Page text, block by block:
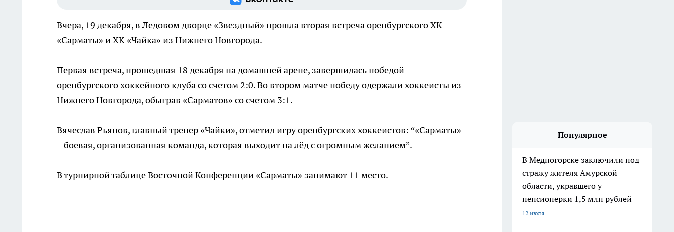
Вчера, 19 декабря, в Ледовом дворце «Звездный» прошла вторая встреча оренбургского ХК
«Сарматы» и ХК «Чайка» из Нижнего Новгорода.
Первая встреча, прошедшая 18 декабря на домашней арене, завершилась победой
оренбургского хоккейного клуба со счетом 2:0. Во втором матче победу одержали хоккеисты из
Нижнего Новгорода, обыграв «Сарматов» со счетом 3:1.
Вячеслав Рьянов, главный тренер «Чайки», отметил игру оренбургских хоккеистов: “«Сарматы»
- боевая, организованная команда, которая выходит на лёд с огромным желанием”.
В турнирной таблице Восточной Конференции «Сарматы» занимают 11 место.
Популярное
В Медногорске заключили под
стражу жителя Амурской
области, укравшего у
пенсионерки 1,5 млн рублей
12 июля